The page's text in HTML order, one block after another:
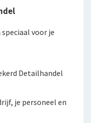
voor
voor je
Detailhandel
je personeel en